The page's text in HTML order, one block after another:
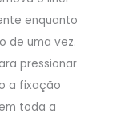
enquanto
de uma vez.
pressionar
a fixação
toda a